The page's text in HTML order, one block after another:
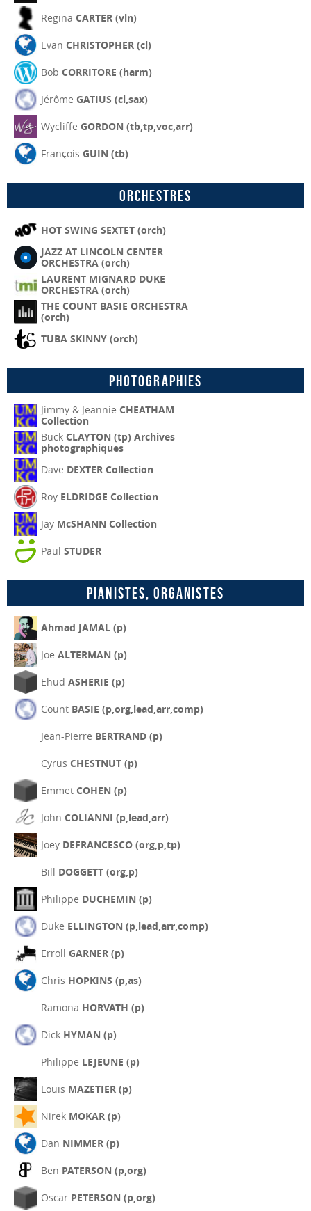
Regina CARTER (vln)
Evan CHRISTOPHER (cl)
Bob CORRITORE (harm)
Jérôme GATIUS (cl,sax)
Wycliffe GORDON (tb,tp,voc,arr)
François GUIN (tb)
Orchestres
HOT SWING SEXTET (orch)
JAZZ AT LINCOLN CENTER
ORCHESTRA (orch)
LAURENT MIGNARD DUKE
ORCHESTRA (orch)
THE COUNT BASIE ORCHESTRA
(orch)
TUBA SKINNY (orch)
Photographies
Jimmy & Jeannie CHEATHAM
Collection
Buck CLAYTON (tp) Archives
photographiques
Dave DEXTER Collection
Roy ELDRIDGE Collection
Jay McSHANN Collection
Paul STUDER
Pianistes, organistes
Ahmad JAMAL (p)
Joe ALTERMAN (p)
Ehud ASHERIE (p)
Count BASIE (p,org,lead,arr,comp)
Jean-Pierre BERTRAND (p)
Cyrus CHESTNUT (p)
Emmet COHEN (p)
John COLIANNI (p,lead,arr)
Joey DEFRANCESCO (org,p,tp)
Bill DOGGETT (org,p)
Philippe DUCHEMIN (p)
Duke ELLINGTON (p,lead,arr,comp)
Erroll GARNER (p)
Chris HOPKINS (p,as)
Ramona HORVATH (p)
Dick HYMAN (p)
Philippe LEJEUNE (p)
Louis MAZETIER (p)
Nirek MOKAR (p)
Dan NIMMER (p)
Ben PATERSON (p,org)
Oscar PETERSON (p,org)